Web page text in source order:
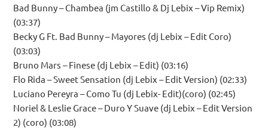
Bad Bunny – Chambea (jm Castillo & Dj Lebix – Vip Remix)
(03:37)
Becky G Ft. Bad Bunny – Mayores (dj Lebix – Edit Coro)
(03:03)
Bruno Mars – Finese (dj Lebix – Edit) (03:16)
Flo Rida – Sweet Sensation (dj Lebix – Edit Version) (02:33)
Luciano Pereyra – Como Tu (dj Lebix- Edit)(coro) (02:45)
Noriel & Leslie Grace – Duro Y Suave (dj Lebix – Edit Version
2) (coro) (03:08)